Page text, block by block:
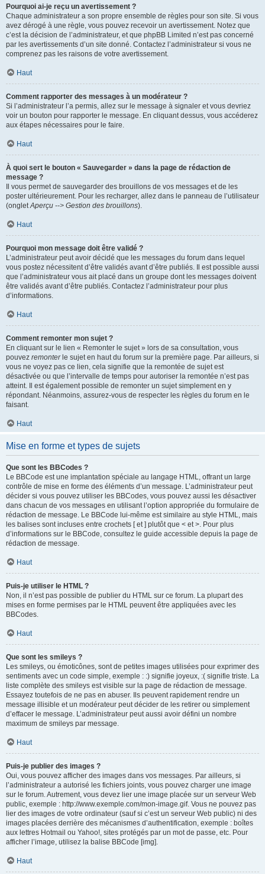
Pourquoi ai-je reçu un avertissement ?
Chaque administrateur a son propre ensemble de règles pour son site. Si vous
avez dérogé à une règle, vous pouvez recevoir un avertissement. Notez que
c’est la décision de l’administrateur, et que phpBB Limited n’est pas concerné
par les avertissements d’un site donné. Contactez l’administrateur si vous ne
comprenez pas les raisons de votre avertissement.
Haut
Comment rapporter des messages à un modérateur ?
Si l’administrateur l’a permis, allez sur le message à signaler et vous devriez
voir un bouton pour rapporter le message. En cliquant dessus, vous accéderez
aux étapes nécessaires pour le faire.
Haut
À quoi sert le bouton « Sauvegarder » dans la page de rédaction de
message ?
Il vous permet de sauvegarder des brouillons de vos messages et de les
poster ultérieurement. Pour les recharger, allez dans le panneau de l’utilisateur
(ongletAperçu --> Gestion des brouillons).
Haut
Pourquoi mon message doit être validé ?
L’administrateur peut avoir décidé que les messages du forum dans lequel
vous postez nécessitent d’être validés avant d’être publiés. Il est possible aussi
que l’administrateur vous ait placé dans un groupe dont les messages doivent
être validés avant d’être publiés. Contactez l’administrateur pour plus
d’informations.
Haut
Comment remonter mon sujet ?
En cliquant sur le lien « Remonter le sujet » lors de sa consultation, vous
pouvez remonterle sujet en haut du forum sur la première page. Par ailleurs, si
vous ne voyez pas ce lien, cela signifie que la remontée de sujet est
désactivée ou que l’intervalle de temps pour autoriser la remontée n’est pas
atteint. Il est également possible de remonter un sujet simplement en y
répondant. Néanmoins, assurez-vous de respecter les règles du forum en le
faisant.
Haut
Mise en forme et types de sujets
Que sont les BBCodes ?
Le BBCode est une implantation spéciale au langage HTML, offrant un large
contrôle de mise en forme des éléments d’un message. L’administrateur peut
décider si vous pouvez utiliser les BBCodes, vous pouvez aussi les désactiver
dans chacun de vos messages en utilisant l’option appropriée du formulaire de
rédaction de message. Le BBCode lui-même est similaire au style HTML, mais
les balises sont incluses entre crochets [ et ] plutôt que < et >. Pour plus
d’informations sur le BBCode, consultez le guide accessible depuis la page de
rédaction de message.
Haut
Puis-je utiliser le HTML ?
Non, il n’est pas possible de publier du HTML sur ce forum. La plupart des
mises en forme permises par le HTML peuvent être appliquées avec les
BBCodes.
Haut
Que sont les smileys ?
Les smileys, ou émoticônes, sont de petites images utilisées pour exprimer des
sentiments avec un code simple, exemple : :) signifie joyeux, :( signifie triste. La
liste complète des smileys est visible sur la page de rédaction de message.
Essayez toutefois de ne pas en abuser. Ils peuvent rapidement rendre un
message illisible et un modérateur peut décider de les retirer ou simplement
d’effacer le message. L’administrateur peut aussi avoir défini un nombre
maximum de smileys par message.
Haut
Puis-je publier des images ?
Oui, vous pouvez afficher des images dans vos messages. Par ailleurs, si
l’administrateur a autorisé les fichiers joints, vous pouvez charger une image
sur le forum. Autrement, vous devez lier une image placée sur un serveur Web
public, exemple : http://www.exemple.com/mon-image.gif. Vous ne pouvez pas
lier des images de votre ordinateur (sauf si c’est un serveur Web public) ni des
images placées derrière des mécanismes d’authentification, exemple : boîtes
aux lettres Hotmail ou Yahoo!, sites protégés par un mot de passe, etc. Pour
afficher l’image, utilisez la balise BBCode [img].
Haut